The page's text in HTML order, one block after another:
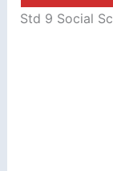
Std 9 Social